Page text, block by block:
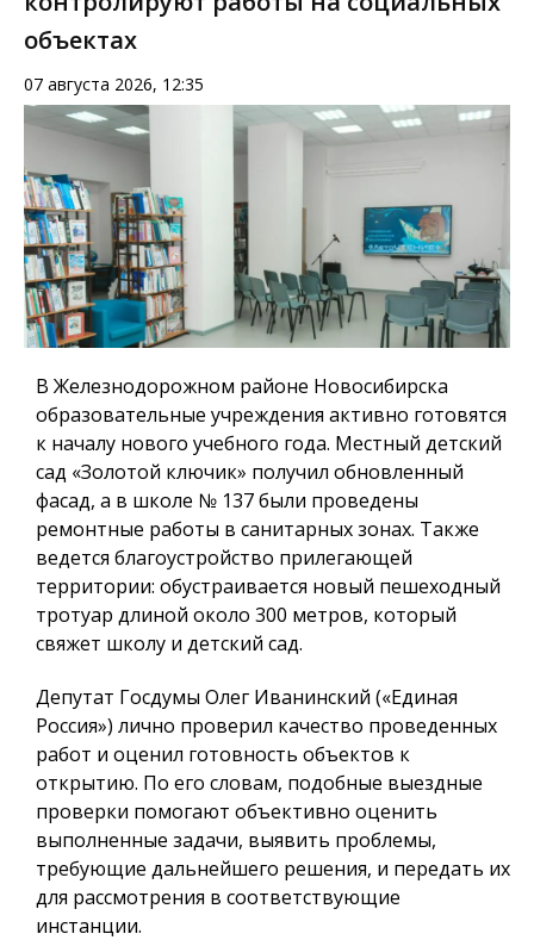
объектах
07 августа 2026, 12:35
В Железнодорожном районе Новосибирска
образовательные учреждения активно готовятся
к началу нового учебного года. Местный детский
сад «Золотой ключик» получил обновленный
фасад, а в школе № 137 были проведены
ремонтные работы в санитарных зонах. Также
ведется благоустройство прилегающей
территории: обустраивается новый пешеходный
тротуар длиной около 300 метров, который
свяжет школу и детский сад.
Депутат Госдумы Олег Иванинский («Единая
Россия») лично проверил качество проведенных
работ и оценил готовность объектов к
открытию. По его словам, подобные выездные
проверки помогают объективно оценить
выполненные задачи, выявить проблемы,
требующие дальнейшего решения, и передать их
для рассмотрения в соответствующие
инстанции.